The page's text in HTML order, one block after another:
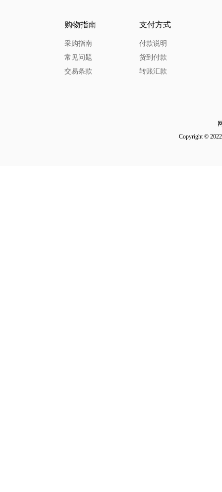
购物指南
采购指南
常见问题
交易条款
支付方式
付款说明
货到付款
转账汇款
Copyright ©